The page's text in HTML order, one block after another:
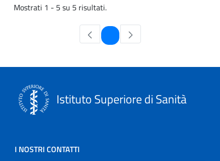
Mostrati 1 - 5 su 5 risultati.
Pagina
Istituto Superiore di Sanità
I NOSTRI CONTATTI